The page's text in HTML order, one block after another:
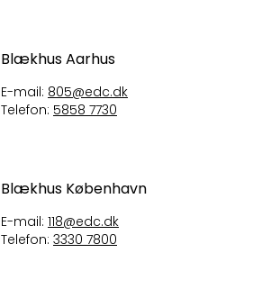
Blækhus Aarhus
E-mail: 805@edc.dk
Telefon: 5858 7730
Blækhus København
E-mail: 118@edc.dk
Telefon: 3330 7800